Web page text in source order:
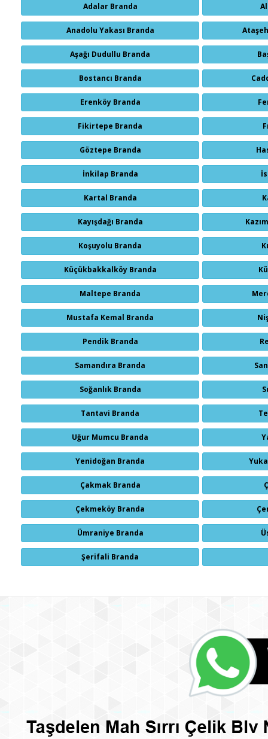
Adalar Branda
Anadolu Yakası Branda
Aşağı Dudullu Branda
Bostancı Branda
Erenköy Branda
Fikirtepe Branda
Göztepe Branda
İnkilap Branda
Kartal Branda
Kayışdağı Branda
Koşuyolu Branda
Küçükbakkalköy Branda
Maltepe Branda
Mustafa Kemal Branda
Pendik Branda
Samandıra Branda
Soğanlık Branda
Tantavi Branda
Uğur Mumcu Branda
Yenidoğan Branda
Çakmak Branda
Çekmeköy Branda
Ümraniye Branda
Şerifali Branda